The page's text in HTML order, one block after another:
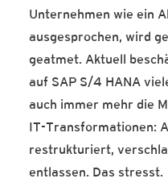
Unternehmen wie ein
ausgesprochen, wird
geatmet. Aktuell
auf SAP S/4 HANA
auch immer mehr die
IT-Transformationen:
restrukturiert,
entlassen. Das stresst.